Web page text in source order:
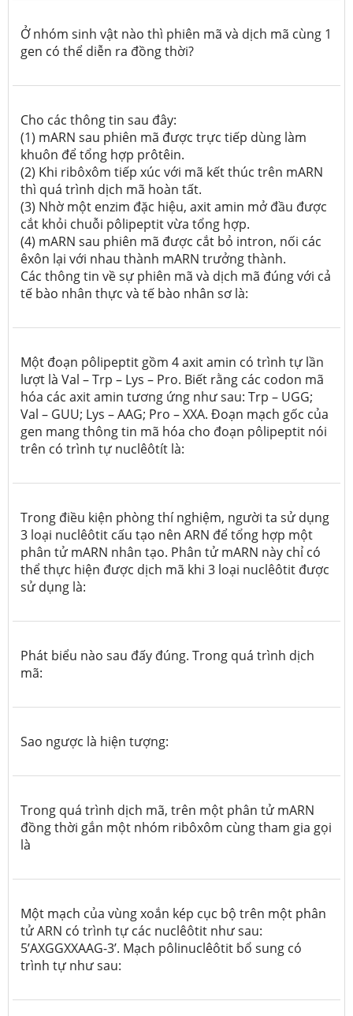
Ở nhóm sinh vật nào thì phiên mã và dịch mã cùng 1
gen có thể diễn ra đồng thời?
Cho các thông tin sau đây:
(1) mARN sau phiên mã được trực tiếp dùng làm
khuôn để tổng hợp prôtêin.
(2) Khi ribôxôm tiếp xúc với mã kết thúc trên mARN
thì quá trình dịch mã hoàn tất.
(3) Nhờ một enzim đặc hiệu, axit amin mở đầu được
cắt khỏi chuỗi pôlipeptit vừa tổng hợp.
(4) mARN sau phiên mã được cắt bỏ intron, nối các
êxôn lại với nhau thành mARN trưởng thành.
Các thông tin về sự phiên mã và dịch mã đúng với cả
tế bào nhân thực và tế bào nhân sơ là:
Một đoạn pôlipeptit gồm 4 axit amin có trình tự lần
lượt là Val – Trp – Lys – Pro. Biết rằng các codon mã
hóa các axit amin tương ứng như sau: Trp – UGG;
Val – GUU; Lys – AAG; Pro – XXA. Đoạn mạch gốc của
gen mang thông tin mã hóa cho đoạn pôlipeptit nói
trên có trình tự nuclêôtít là:
Trong điều kiện phòng thí nghiệm, người ta sử dụng
3 loại nuclêôtit cấu tạo nên ARN để tổng hợp một
phân tử mARN nhân tạo. Phân tử mARN này chỉ có
thể thực hiện được dịch mã khi 3 loại nuclêôtit được
sử dụng là:
Phát biểu nào sau đấy đúng. Trong quá trình dịch
mã:
Sao ngược là hiện tượng:
Trong quá trình dịch mã, trên một phân tử mARN
đồng thời gắn một nhóm ribôxôm cùng tham gia gọi
là
Một mạch của vùng xoắn kép cục bộ trên một phân
tử ARN có trình tự các nuclêôtit như sau:
5’AXGGXXAAG-3’. Mạch pôlinuclêôtit bổ sung có
trình tự như sau: